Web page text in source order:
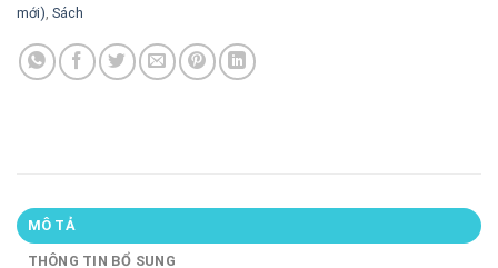
mới) Sách
MÔ TẢ
THÔNG TIN BỔ SUNG